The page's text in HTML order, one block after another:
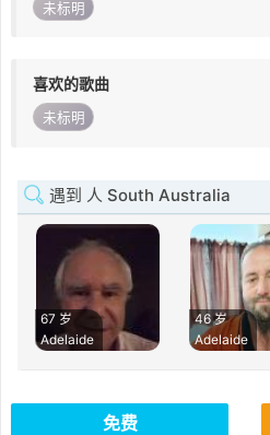
未标明
喜欢的歌曲
未标明
遇到 人 South Australia
67 岁
Adelaide
46 岁
Adelaide
免费